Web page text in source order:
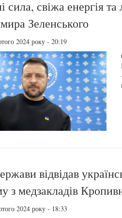
сила, свіжа енергія
Зеленського
2024 року - 20:19
відвідав
з медзакладів
2024 року - 18:33